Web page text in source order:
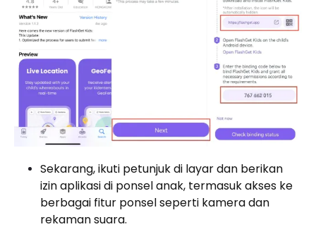
Sekarang, ikuti petunjuk di layar dan berikan
izin aplikasi di ponsel anak, termasuk akses ke
berbagai fitur ponsel seperti kamera dan
rekaman suara.